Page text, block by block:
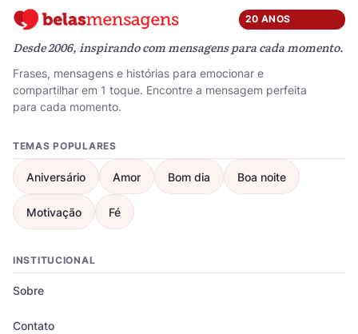
20 ANOS
Desde 2006, inspirando com mensagens para cada momento.
Frases, mensagens e histórias para emocionar e
compartilhar em 1 toque. Encontre a mensagem perfeita
para cada momento.
TEMAS POPULARES
Aniversário Amor Bom dia Boa noite
Motivação Fé
INSTITUCIONAL
Sobre
Contato